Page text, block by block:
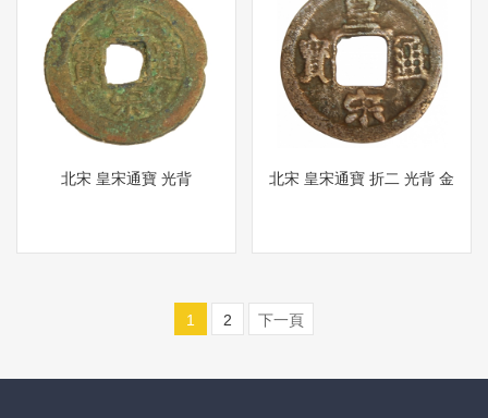
北宋 皇宋通寶 光背 北宋 皇宋通寶 折二 光背 金
1 2 下一頁